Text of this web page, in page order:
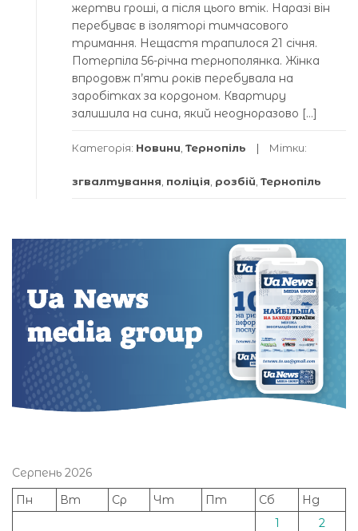
жертви гроші, а після цього втік. Наразі він
перебуває в ізоляторі тимчасового
тримання. Нещастя трапилося 21 січня.
Потерпіла 56-річна тернополянка. Жінка
впродовж п’яти років перебувала на
заробітках за кордоном. Квартиру
залишила на сина, який неодноразово […]
Категорія: Новини, Тернопіль Мітки:
згвалтування, поліція, розбій, Тернопіль
Серпень 2026
Пн
Вт Ср Чт Пт Сб
Нд
1
2